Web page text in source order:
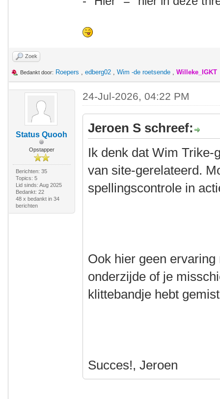
Zoek
Bedankt door: Roepers , edberg02 , Wim -de roetsende , Willeke_IGKT
Status Quooh
Opstapper
Berichten: 35
Topics: 5
Lid sinds: Aug 2025
Bedankt: 22
48 x bedankt in 34
berichten
24-Jul-2026, 04:22 PM
Jeroen S schreef:
Ik denk dat Wim Trike-
van site-gerelateerd.
spellingscontrole in
Ook hier geen
onderzijde of je
klittebandje hebt
Succes!, Jeroen